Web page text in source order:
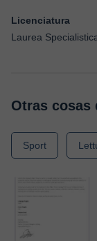
Licenciatura
Laurea
Otras cosas
Sport